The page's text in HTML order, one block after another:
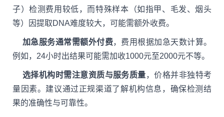
子）检测费用较低，而特殊样本（如指甲、毛发、烟头
等）因提取DNA难度较大，可能需额外收费。
加急服务通常需额外付费，费用根据加急天数计算。
例如，24小时出结果可能需加收1000元至2000元不等。
选择机构时需注意资质与服务质量，价格并非独特考
量因素。建议通过正规渠道了解机构信息，确保检测结
果的准确性与可靠性。